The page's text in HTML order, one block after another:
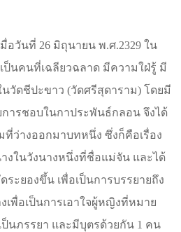
อวันที่ 26 มิถุนายน พ.ศ.2329 ใน
ป็นคนที่เฉลียวฉลาด มีความใฝ่รู้ มี
นวัดชีปะขาว (วัดศรีสุดาราม) โดยมี
ารชอบในกาประพันธ์กลอน จึงได้
ว่างออกมาบทหนึ่ง ซึ่งก็คือเรื่อง
งในวังนางหนึ่งที่ชื่อแม่จัน และได้
ระยองขึ้น เพื่อเป็นการบรรยายถึง
เพื่อเป็นการเอาใจผู้หญิงที่หมาย
นภรรยา และมีบุตรด้วยกัน 1 คน